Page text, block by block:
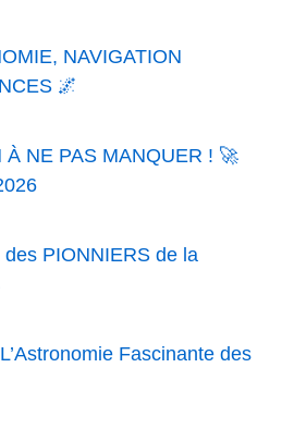
NAVIGATION
🌌
À NE PAS MANQUER ! 🚀
des PIONNIERS de la
Fascinante des